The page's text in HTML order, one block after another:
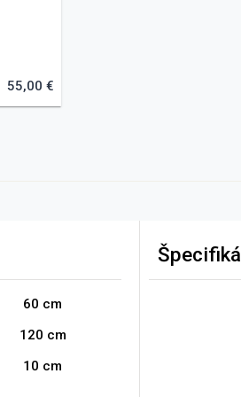
55,00 €
60 cm
120 cm
10 cm